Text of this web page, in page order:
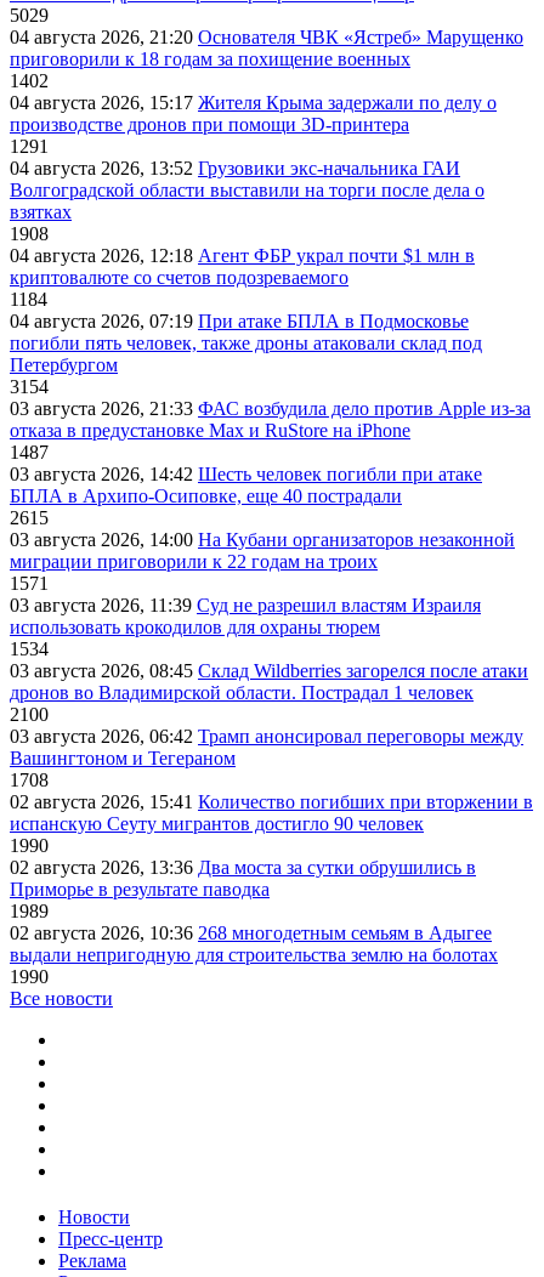
5029
04 августа 2026, 21:20 Основателя ЧВК «Ястреб» Марущенко
приговорили к 18 годам за похищение военных
1402
04 августа 2026, 15:17 Жителя Крыма задержали по делу о
производстве дронов при помощи 3D‑принтера
1291
04 августа 2026, 13:52 Грузовики экс-начальника ГАИ
Волгоградской области выставили на торги после дела о
взятках
1908
04 августа 2026, 12:18 Агент ФБР украл почти $1 млн в
криптовалюте со счетов подозреваемого
1184
04 августа 2026, 07:19 При атаке БПЛА в Подмосковье
погибли пять человек, также дроны атаковали склад под
Петербургом
3154
03 августа 2026, 21:33 ФАС возбудила дело против Apple из-за
отказа в предустановке Max и RuStore на iPhone
1487
03 августа 2026, 14:42 Шесть человек погибли при атаке
БПЛА в Архипо-Осиповке, еще 40 пострадали
2615
03 августа 2026, 14:00 На Кубани организаторов незаконной
миграции приговорили к 22 годам на троих
1571
03 августа 2026, 11:39 Суд не разрешил властям Израиля
использовать крокодилов для охраны тюрем
1534
03 августа 2026, 08:45 Склад Wildberries загорелся после атаки
дронов во Владимирской области. Пострадал 1 человек
2100
03 августа 2026, 06:42 Трамп анонсировал переговоры между
Вашингтоном и Тегераном
1708
02 августа 2026, 15:41 Количество погибших при вторжении в
испанскую Сеуту мигрантов достигло 90 человек
1990
02 августа 2026, 13:36 Два моста за сутки обрушились в
Приморье в результате паводка
1989
02 августа 2026, 10:36 268 многодетным семьям в Адыгее
выдали непригодную для строительства землю на болотах
1990
Все новости
Новости
Пресс-центр
Реклама